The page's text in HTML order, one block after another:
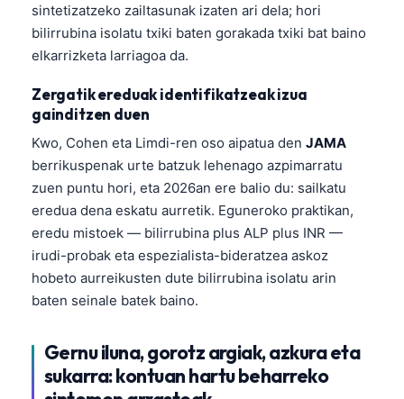
sintetizatzeko zailtasunak izaten ari dela; hori
bilirrubina isolatu txiki baten gorakada txiki bat baino
elkarrizketa larriagoa da.
Zergatik ereduak identifikatzeak izua
gainditzen duen
Kwo, Cohen eta Limdi-ren oso aipatua den JAMA
berrikuspenak urte batzuk lehenago azpimarratu
zuen puntu hori, eta 2026an ere balio du: sailkatu
eredua dena eskatu aurretik. Eguneroko praktikan,
eredu mistoek — bilirrubina plus ALP plus INR —
irudi-probak eta espezialista-bideratzea askoz
hobeto aurreikusten dute bilirrubina isolatu arin
baten seinale batek baino.
Gernu iluna, gorotz argiak, azkura eta
sukarra: kontuan hartu beharreko